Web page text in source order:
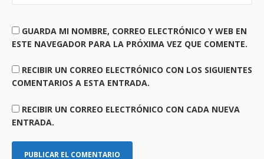
GUARDA MI NOMBRE, CORREO ELECTRÓNICO Y WEB EN
ESTE NAVEGADOR PARA LA PRÓXIMA VEZ QUE COMENTE.
RECIBIR UN CORREO ELECTRÓNICO CON LOS SIGUIENTES
COMENTARIOS A ESTA ENTRADA.
RECIBIR UN CORREO ELECTRÓNICO CON CADA NUEVA
ENTRADA.